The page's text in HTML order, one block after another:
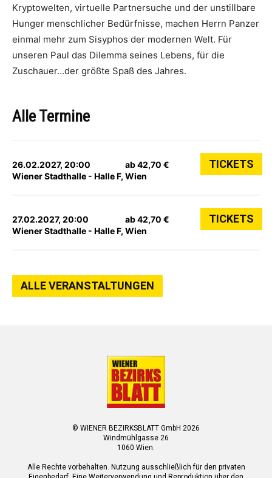
Kryptowelten, virtuelle Partnersuche und der unstillbare
Hunger menschlicher Bedürfnisse, machen Herrn Panzer
einmal mehr zum Sisyphos der modernen Welt. Für
unseren Paul das Dilemma seines Lebens, für die
Zuschauer…der größte Spaß des Jahres.
Alle Termine
26.02.2027, 20:00
Wiener Stadthalle - Halle F, Wien
ab 42,70 € TICKETS
27.02.2027, 20:00
Wiener Stadthalle - Halle F, Wien
ab 42,70 € TICKETS
ALLE VERANSTALTUNGEN
© WIENER BEZIRKSBLATT GmbH 2026
Windmühlgasse 26
1060 Wien.
Alle Rechte vorbehalten. Nutzung ausschließlich für den privaten